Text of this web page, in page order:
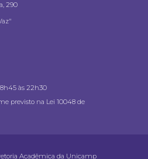
290
às 22h30
previsto na Lei 10048 de
Acadêmica da Unicamp